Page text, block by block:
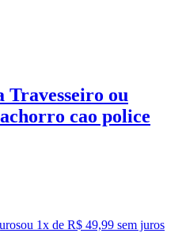
Travesseiro ou
cao police
ou 1x de R$ 49,99 sem juros